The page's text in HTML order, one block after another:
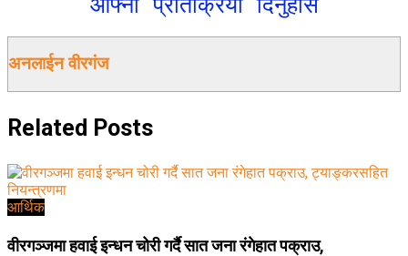
अनलाईन वीरगंज
Related Posts
आर्थिक
वीरगञ्जमा हवाई इन्धन चोरी गर्दै सात जना रंगेहात पक्राउ,